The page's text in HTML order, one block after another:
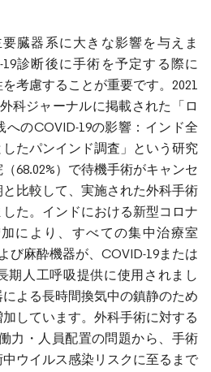
臓器系に大きな影響を与えま
診断後に手術を予定する際に
考慮することが重要です。2021
科ジャーナルに掲載された「ロ
へのCOVID-19の影響：インド全
たパンインド調査」という研究
68.02%）で待機手術がキャンセ
比較して、実施された外科手術
た。インドにおける新型コロナ
により、すべての集中治療室
び麻酔機器が、COVID-19または
期人工呼吸提供に使用されまし
よる長時間換気中の鎮静のため
しています。外科手術に対する
力・人員配置の問題から、手術
ウイルス感染リスクに至るまで